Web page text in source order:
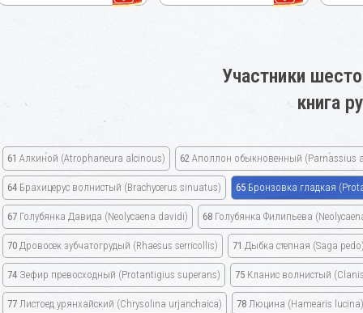
Участники
книга
61 Алкиной (Atrophaneura alcinous) 62 Аполлон обыкновенный (Parnassius
64 Брахицерус волнистый (Brachycerus sinuatus) 65 Бронзовка гладкая
67 Голубянка Давида (Neolycaena davidi) 68 Голубянка Филипьева
70 Дровосек зубчатогрудый (Rhaesus serricollis) 71 Дыбка степная (Saga
74 Зефир превосходный (Protantigius superans) 75 Кланис волнистый
77 Листоед урянхайский (Chrysolina urjanchaica) 78 Люцина (Hamearis lucina)